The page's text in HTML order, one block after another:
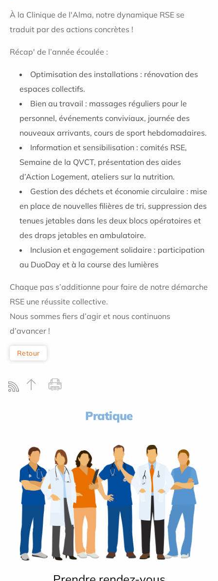
À la Clinique de l'Alma, notre dynamique RSE se
traduit par des actions concrètes !
Récap' de l’année écoulée :
Optimisation des installations : rénovation des
espaces collectifs.
Bien au travail : massages réguliers pour le
personnel, événements conviviaux, journée des
nouveaux arrivants, cours de sport hebdomadaires.
Information et sensibilisation : comités RSE,
Semaine de la QVCT, présentation des aides
d’Action Logement, ateliers sur la nutrition.
Gestion des déchets et économie circulaire : mise
en place de nouvelles filières de tri, suppression des
tenues jetables dans les deux blocs opératoires et
des draps jetables en ambulatoire.
Inclusion et engagement solidaire : participation
au DuoDay et à la course des lumières
Chaque pas s’additionne pour faire de notre démarche
RSE une réussite collective.
Nous sommes fiers d’agir et nous continuons
d’avancer !
Retour
Pratique